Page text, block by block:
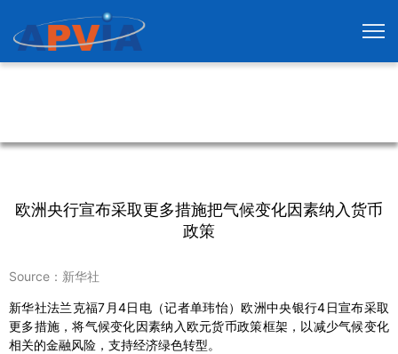
欧洲央行宣布采取更多措施把气候变化因素纳入货币
政策
Source：新华社
新华社法兰克福7月4日电（记者单玮怡）欧洲中央银行4日宣布采取
更多措施，将气候变化因素纳入欧元货币政策框架，以减少气候变化
相关的金融风险，支持经济绿色转型。